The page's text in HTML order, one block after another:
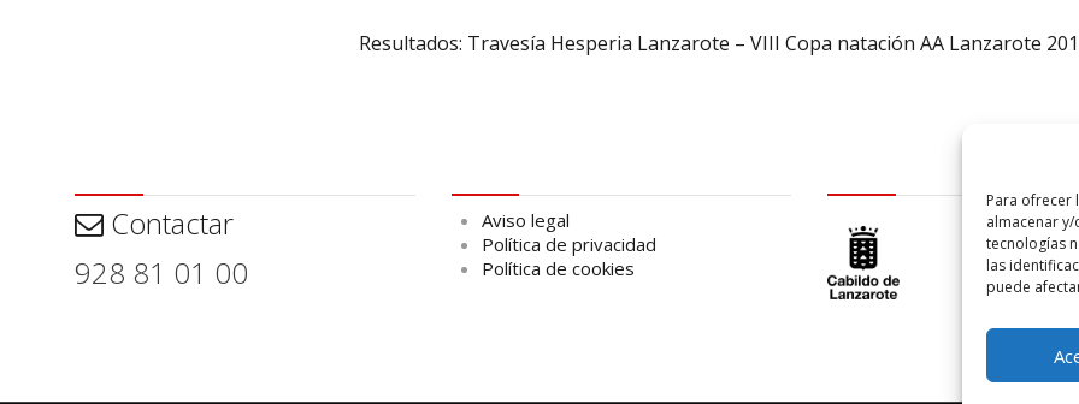
Para ofrecer
almacenar
tecnologías
las
puede
Resultados: Travesía Hesperia Lanzarote – VIII Copa natación AA Lanzarote
Contactar
928 81 01 00
Aviso legal
Política de privacidad
Política de cookies